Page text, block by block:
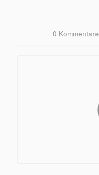
0 Kommentare
/